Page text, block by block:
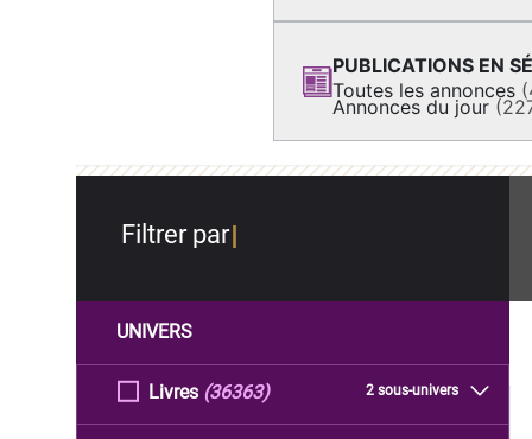
PUBLICATIONS EN
Toutes les annonces
Annonces du jour
Filtrer par
UNIVERS
Livres 2 sous-univers
(36363)